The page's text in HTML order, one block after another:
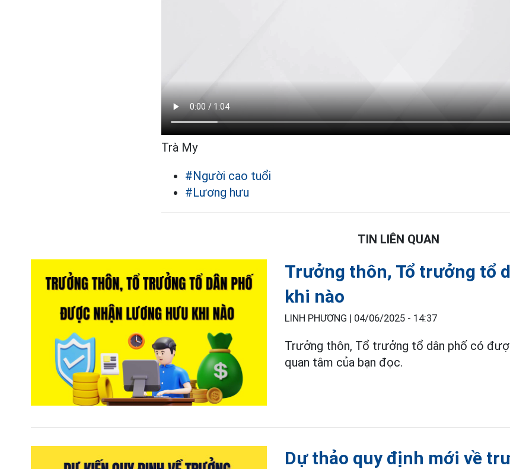
Trà My
#Người cao tuổi
#Lương hưu
TIN LIÊN QUAN
Trưởng thôn, Tổ trưởng tổ
khi nào
LINH PHƯƠNG | 04/06/2025 - 14:37
Trưởng thôn, Tổ trưởng tổ dân phố có
quan tâm của bạn đọc.
Dự thảo quy định mới về